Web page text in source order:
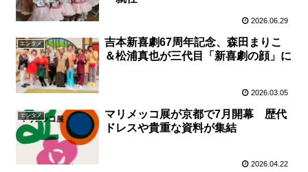
2026.06.29
エンタメ
吉本新喜劇67周年記念、森田まりこ
＆松浦真也が三代目「新喜劇の顔」に
2026.03.05
エンタメ
マリメッコ展が京都で7月開幕 歴代
ドレスや貴重な資料が集結
2026.04.22